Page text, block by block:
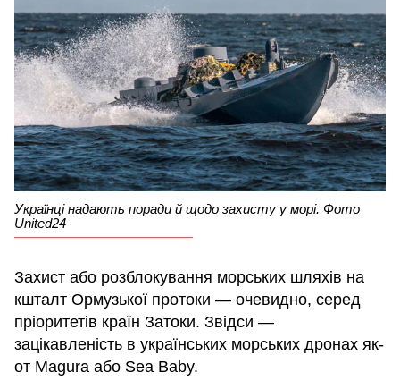
Українці надають поради й щодо захисту у морі. Фото
United24
Захист або розблокування морських шляхів на
кшталт Ормузької протоки — очевидно, серед
пріоритетів країн Затоки. Звідси —
зацікавленість в українських морських дронах як-
от Magura або Sea Baby.